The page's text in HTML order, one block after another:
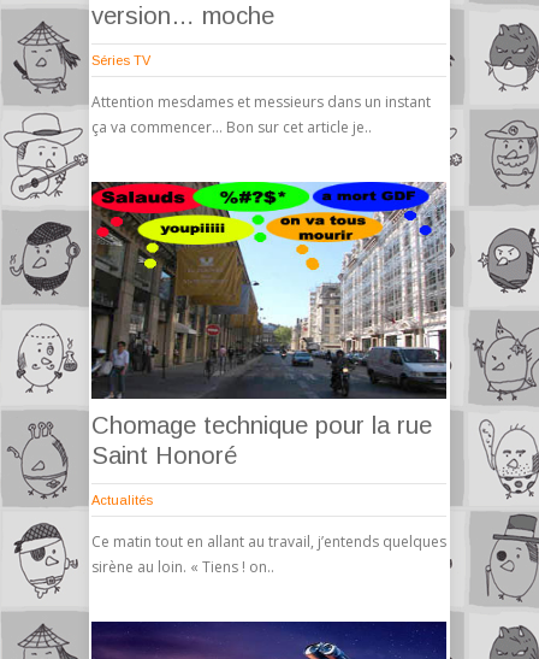
version… moche
Séries TV
Attention mesdames et messieurs dans un instant
ça va commencer… Bon sur cet article je..
Chomage technique pour la rue
Saint Honoré
Actualités
Ce matin tout en allant au travail, j’entends quelques
sirène au loin. « Tiens ! on..